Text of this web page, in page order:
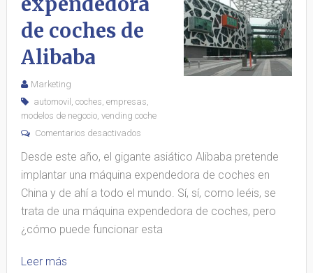
de coches de
Alibaba
Marketing
automovil , coches, empresas,
modelos de negocio, vending coche
Comentarios desactivados
Desde este año, el gigante asiático Alibaba pretende
implantar una máquina expendedora de coches en
China y de ahí a todo el mundo. Sí, sí, como leéis, se
trata de una máquina expendedora de coches, pero
¿cómo puede funcionar esta
Leer más